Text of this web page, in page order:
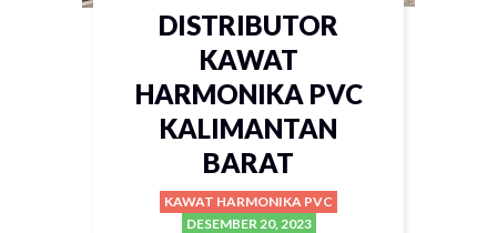
DISTRIBUTOR
KAWAT
HARMONIKA PVC
KALIMANTAN
BARAT
KAWAT HARMONIKA PVC
DESEMBER 20, 2023